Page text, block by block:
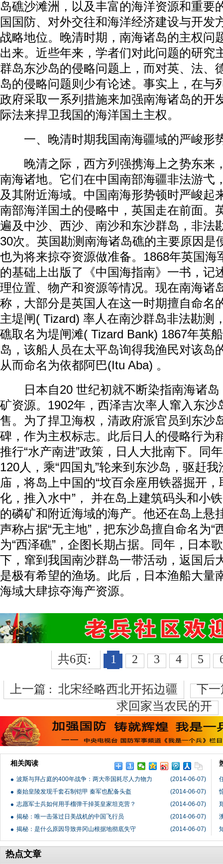
岛礁沙滩洲，以及丰富的海洋资源和重要
国国防、对外交往和海洋经济建设与开发
战略地位。晚清时期，南海诸岛的主权问
出来。近些年来，学者们对此问题的研究
群岛东沙岛的侵略问题上，而对英、法、
岛的侵略问题则少有论述。事实上，在与
政府采取一系列措施来加强南海诸岛的开
际法来捍卫我国的海洋国土主权。
一、晚清时期我国南海疆域的严峻形
晚清之际，西方列强携海上之势东来
南海诸地。它们在中国南部海疆非法游弋
及其附近海域。中国南海形势顿时严峻起
南部海洋国土的侵略中，英国走在前面。
遍及中沙、西沙、南沙和东沙群岛，非法
30次。英国勘测南海诸岛礁的主要原因是
也为将来掠夺资源做准备。1868年英国海
的基础上出版了《中国海指南》一书，记
理位置、物产和资源等情况。现在南海诸
称，大部分是英国人在这一时期擅自命名
主堤闸( Tizard) 率人在南沙群岛非法勘测
礁取名为堤闸滩( Tizard Bank) 1867年英
岛，该船人员在太平岛询得我渔民对该岛
从而命名为依都阿巴(Itu Aba) 。
日本自20 世纪初就不断染指南海诸岛
矿资源。1902年，西泽吉次率人窜入东沙
售。为了捍卫海权，清政府派官员到东沙
碑，作为主权标志。此后日人的侵略行为
推行“水产南进”政策，日人大批南下。同
120人，乘“四国丸”轮来到东沙岛，驱赶
庙，将岛上中国的“坟百余座用铁器掘开，
化，推入水中”， 并在岛上建筑码头和小
的磷矿和附近海域的海产。他还在岛上悬
声称占据“无主地”，把东沙岛擅自命名为“
为“西泽礁”，企图长期占据。同年，日本
下，窜到我国南沙群岛一带活动，返国后
是极有希望的渔场。此后，日本渔船大量
海域大肆掠夺海产资源。
共6页: 1 2 3 4 5
上一篇 : 北宋经略西北开拓边疆
下
求回家当农民的开
相关阅读
(2014-06-07)
波斯与拜占庭的400年战争：两大帝国耗尽人力物力
(2014-06-07)
秦始皇陵发现千套石制铠甲 秦军也配备头盔
(2014-06-07)
志愿军士兵如何用手榴弹干掉英皇家坦克营？
(2014-06-07)
揭秘：唯一击落过日美战机的中国飞行员
(2014-06-07)
揭秘：是什么原因导致井冈山根据地彻底失守
热点文章